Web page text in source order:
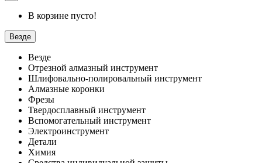
В корзине пусто!
Везде
Везде
Отрезной алмазный инструмент
Шлифовально-полировальный инструмент
Алмазные коронки
Фрезы
Твердосплавный инструмент
Вспомогательный инструмент
Электроинструмент
Детали
Химия